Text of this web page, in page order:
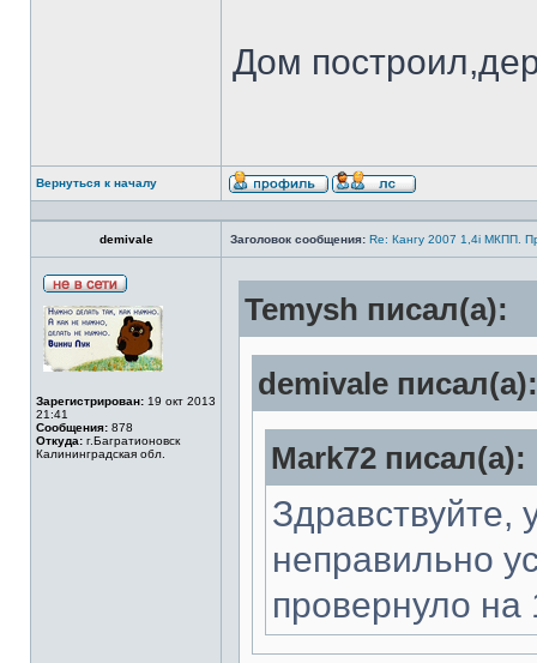
Дом
Вернуться к началу
demivale Заголовок сообщения: Re: Кангу 2007 1,4i МКПП.
Зарегистрирован: 19 окт 2013
21:41
Сообщения: 878
Откуда: г.Багратионовск
Калининградская обл.
Temysh писал(а):
demivale писал(а):
Mark72 писал(а):
Здравствуйте,
неправильно
провернуло на